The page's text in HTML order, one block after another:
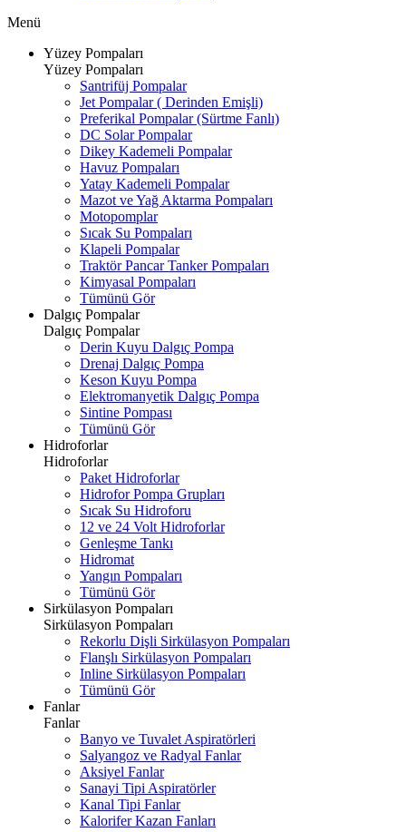
Menü
Yüzey Pompaları
Yüzey Pompaları
Santrifüj Pompalar
Jet Pompalar ( Derinden Emişli)
Preferikal Pompalar (Sürtme Fanlı)
DC Solar Pompalar
Dikey Kademeli Pompalar
Havuz Pompaları
Yatay Kademeli Pompalar
Mazot ve Yağ Aktarma Pompaları
Motopomplar
Sıcak Su Pompaları
Klapeli Pompalar
Traktör Pancar Tanker Pompaları
Kimyasal Pompaları
Tümünü Gör
Dalgıç Pompalar
Dalgıç Pompalar
Derin Kuyu Dalgıç Pompa
Drenaj Dalgıç Pompa
Keson Kuyu Pompa
Elektromanyetik Dalgıç Pompa
Sintine Pompası
Tümünü Gör
Hidroforlar
Hidroforlar
Paket Hidroforlar
Hidrofor Pompa Grupları
Sıcak Su Hidroforu
12 ve 24 Volt Hidroforlar
Genleşme Tankı
Hidromat
Yangın Pompaları
Tümünü Gör
Sirkülasyon Pompaları
Sirkülasyon Pompaları
Rekorlu Dişli Sirkülasyon Pompaları
Flanşlı Sirkülasyon Pompaları
Inline Sirkülasyon Pompaları
Tümünü Gör
Fanlar
Fanlar
Banyo ve Tuvalet Aspiratörleri
Salyangoz ve Radyal Fanlar
Aksiyel Fanlar
Sanayi Tipi Aspiratörler
Kanal Tipi Fanlar
Kalorifer Kazan Fanları